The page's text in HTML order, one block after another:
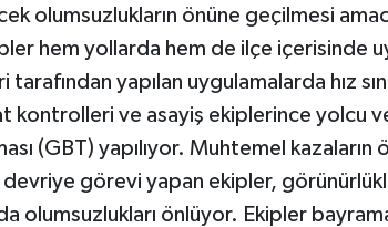
olumsuzlukların önüne geçilmesi
hem yollarda hem de ilçe içerisinde
yapılan uygulamalarda hız
kontrolleri ve asayiş ekiplerince yolcu
(GBT) yapılıyor. Muhtemel kazaların
görevi yapan ekipler,
olumsuzlukları önlüyor. Ekipler